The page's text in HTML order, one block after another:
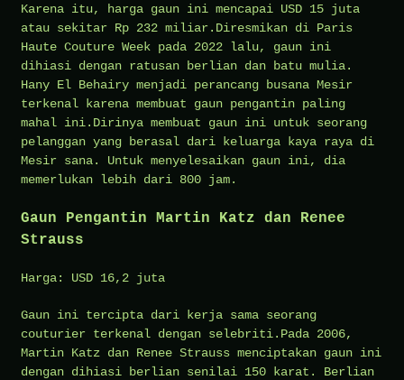
Karena itu, harga gaun ini mencapai USD 15 juta
atau sekitar Rp 232 miliar.Diresmikan di Paris
Haute Couture Week pada 2022 lalu, gaun ini
dihiasi dengan ratusan berlian dan batu mulia.
Hany El Behairy menjadi perancang busana Mesir
terkenal karena membuat gaun pengantin paling
mahal ini.Dirinya membuat gaun ini untuk seorang
pelanggan yang berasal dari keluarga kaya raya di
Mesir sana. Untuk menyelesaikan gaun ini, dia
memerlukan lebih dari 800 jam.
Gaun Pengantin Martin Katz dan Renee
Strauss
Harga: USD 16,2 juta
Gaun ini tercipta dari kerja sama seorang
couturier terkenal dengan selebriti.Pada 2006,
Martin Katz dan Renee Strauss menciptakan gaun ini
dengan dihiasi berlian senilai 150 karat. Berlian